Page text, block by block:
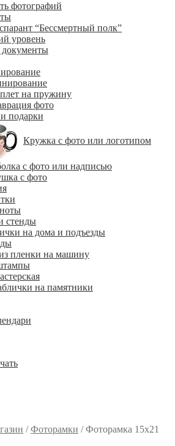
фотографий
“Бессмертный полк”
уровень
на пружину
фото
подарки
Кружка с фото или логотипом
с фото или надписью
с фото
стенды
на дома и подъезды
пленки на машину
на памятники
/Фоторамки /Фоторамка 15х21